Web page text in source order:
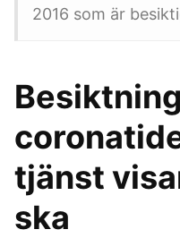
2016 som är
tjänst
ska